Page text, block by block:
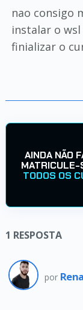
nao consigo
instalar o
finializar o
AINDA NÃO
TODOS OS
1 RESPOSTA
por